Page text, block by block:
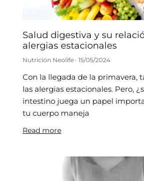
Salud digestiva y su
alergias estacionales
Nutrición Neolife 15/05/2024
Con la llegada de la primavera,
las alergias estacionales. Pero,
intestino juega un papel
tu cuerpo maneja
Read more